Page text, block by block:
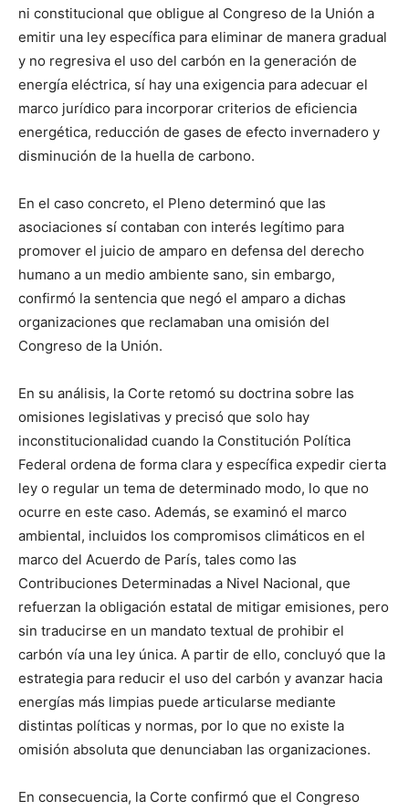
ni constitucional que obligue al Congreso de la Unión a
emitir una ley específica para eliminar de manera gradual
y no regresiva el uso del carbón en la generación de
energía eléctrica, sí hay una exigencia para adecuar el
marco jurídico para incorporar criterios de eficiencia
energética, reducción de gases de efecto invernadero y
disminución de la huella de carbono.
En el caso concreto, el Pleno determinó que las
asociaciones sí contaban con interés legítimo para
promover el juicio de amparo en defensa del derecho
humano a un medio ambiente sano, sin embargo,
confirmó la sentencia que negó el amparo a dichas
organizaciones que reclamaban una omisión del
Congreso de la Unión.
En su análisis, la Corte retomó su doctrina sobre las
omisiones legislativas y precisó que solo hay
inconstitucionalidad cuando la Constitución Política
Federal ordena de forma clara y específica expedir cierta
ley o regular un tema de determinado modo, lo que no
ocurre en este caso. Además, se examinó el marco
ambiental, incluidos los compromisos climáticos en el
marco del Acuerdo de París, tales como las
Contribuciones Determinadas a Nivel Nacional, que
refuerzan la obligación estatal de mitigar emisiones, pero
sin traducirse en un mandato textual de prohibir el
carbón vía una ley única. A partir de ello, concluyó que la
estrategia para reducir el uso del carbón y avanzar hacia
energías más limpias puede articularse mediante
distintas políticas y normas, por lo que no existe la
omisión absoluta que denunciaban las organizaciones.
En consecuencia, la Corte confirmó que el Congreso